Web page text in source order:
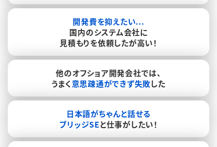
開発費を抑えたい...
国内のシステム会社に
見積もりを依頼したが高い！
他のオフショア開発会社では、
うまく意思疎通ができず失敗した
日本語がちゃんと話せる
ブリッジSEと仕事がしたい！